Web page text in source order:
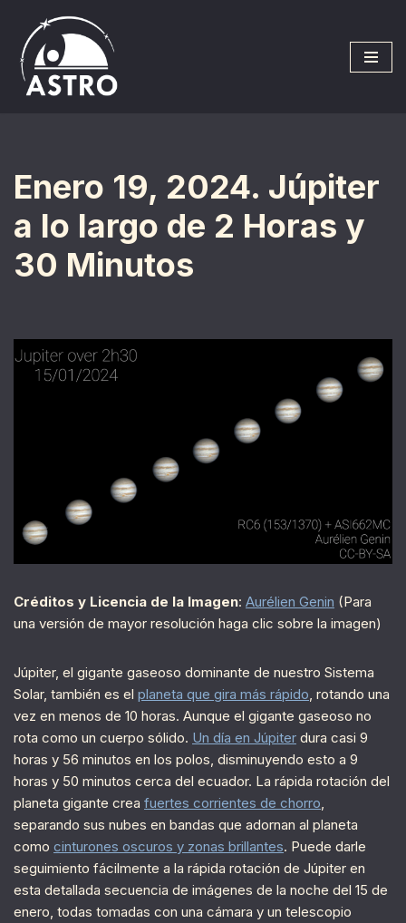
Saltar
al
contenido
Enero 19, 2024. Júpiter
a lo largo de 2 Horas y
30 Minutos
Créditos y Licencia de la Imagen: Aurélien Genin (Para
una versión de mayor resolución haga clic sobre la imagen)
Júpiter, el gigante gaseoso dominante de nuestro Sistema
Solar, también es el planeta que gira más rápido , rotando una
vez en menos de 10 horas. Aunque el gigante gaseoso no
rota como un cuerpo sólido. Un día en Júpiter dura casi 9
horas y 56 minutos en los polos, disminuyendo esto a 9
horas y 50 minutos cerca del ecuador. La rápida rotación del
planeta gigante crea fuertes corrientes de chorro
separando sus nubes en bandas que adornan al planeta
como cinturones oscuros y zonas brillantes. Puede darle
seguimiento fácilmente a la rápida rotación de Júpiter en
esta detallada secuencia de imágenes de la noche del 15 de
enero, todas tomadas con una cámara y un telescopio